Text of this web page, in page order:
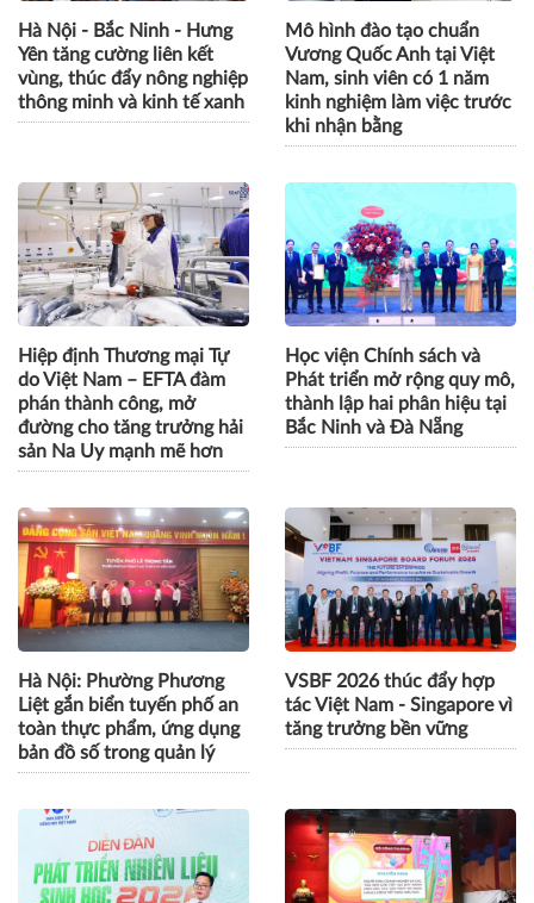
Hà Nội - Bắc Ninh - Hưng
Yên tăng cường liên kết
vùng, thúc đẩy nông nghiệp
thông minh và kinh tế xanh
Mô hình đào tạo chuẩn
Vương Quốc Anh tại Việt
Nam, sinh viên có 1 năm
kinh nghiệm làm việc trước
khi nhận bằng
Hiệp định Thương mại Tự
do Việt Nam – EFTA đàm
phán thành công, mở
đường cho tăng trưởng hải
sản Na Uy mạnh mẽ hơn
Học viện Chính sách và
Phát triển mở rộng quy mô,
thành lập hai phân hiệu tại
Bắc Ninh và Đà Nẵng
Hà Nội: Phường Phương
Liệt gắn biển tuyến phố an
toàn thực phẩm, ứng dụng
bản đồ số trong quản lý
VSBF 2026 thúc đẩy hợp
tác Việt Nam - Singapore vì
tăng trưởng bền vững